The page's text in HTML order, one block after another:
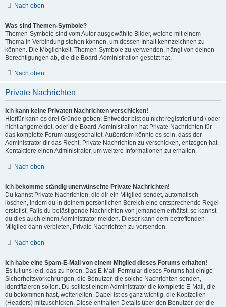
Nach oben
Was sind Themen-Symbole?
Themen-Symbole sind vom Autor ausgewählte Bilder, welche mit einem
Thema in Verbindung stehen können, um dessen Inhalt kennzeichnen zu
können. Die Möglichkeit, Themen-Symbole zu verwenden, hängt von deinen
Berechtigungen ab, die die Board-Administration gesetzt hat.
Nach oben
Private Nachrichten
Ich kann keine Privaten Nachrichten verschicken!
Hierfür kann es drei Gründe geben: Entweder bist du nicht registriert und / oder
nicht angemeldet, oder die Board-Administration hat Private Nachrichten für
das komplette Forum ausgeschaltet. Außerdem könnte es sein, dass der
Administrator dir das Recht, Private Nachrichten zu verschicken, entzogen hat.
Kontaktiere einen Administrator, um weitere Informationen zu erhalten.
Nach oben
Ich bekomme ständig unerwünschte Private Nachrichten!
Du kannst Private Nachrichten, die dir ein Mitglied sendet, automatisch
löschen, indem du in deinem persönlichen Bereich eine entsprechende Regel
erstellst. Falls du belästigende Nachrichten von jemandem erhältst, so kannst
du dies auch einem Administrator melden. Dieser kann dem betreffenden
Mitglied dann verbieten, Private Nachrichten zu versenden.
Nach oben
Ich habe eine Spam-E-Mail von einem Mitglied dieses Forums erhalten!
Es tut uns leid, das zu hören. Das E-Mail-Formular dieses Forums hat einige
Sicherheitsvorkehrungen, die Benutzer, die solche Nachrichten senden,
identifizieren sollen. Du solltest einem Administrator die komplette E-Mail, die
du bekommen hast, weiterleiten. Dabei ist es ganz wichtig, die Kopfzeilen
(Headers) mitzuschicken. Diese enthalten Details über den Benutzer, der die